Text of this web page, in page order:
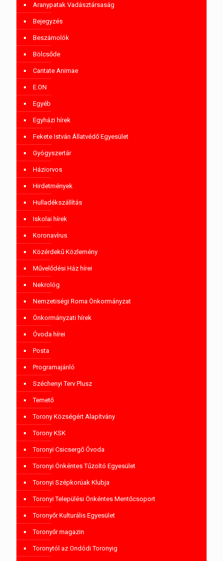
Aranypatak Vadásztársaság
Bejegyzés
Beszámolók
Bölcsőde
Cantate Animae
E.ON
Egyéb
Egyházi hírek
Fekete István Állatvédő Egyesület
Gyógyszertár
Háziorvos
Hirdetmények
Hulladékszállítás
Iskolai hírek
Koronavírus
Közérdekű Közlemény
Művelődési Ház hírei
Nekrológ
Nemzetiségi Roma Önkormányzat
Önkormányzati hírek
Óvoda hírei
Posta
Programajánló
Széchenyi Terv Plusz
Temető
Torony Községért Alapítvány
Torony KSK
Toronyi Csicsergő Óvoda
Toronyi Önkéntes Tűzoltó Egyesület
Toronyi Szépkorúak Klubja
Toronyi Települési Önkéntes Mentőcsoport
Toronyőr Kulturális Egyesület
Toronyőr magazin
Toronytól az Ondódi Toronyig